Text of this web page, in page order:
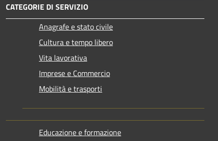
CATEGORIE DI SERVIZIO
Anagrafe e stato civile
Cultura e tempo libero
Vita lavorativa
Imprese e Commercio
Mobilità e trasporti
Educazione e formazione